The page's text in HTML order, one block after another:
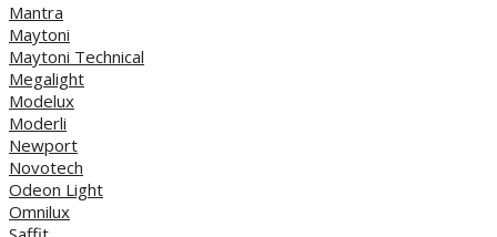
Mantra
Maytoni
Maytoni Technical
Megalight
Modelux
Moderli
Newport
Novotech
Odeon Light
Omnilux